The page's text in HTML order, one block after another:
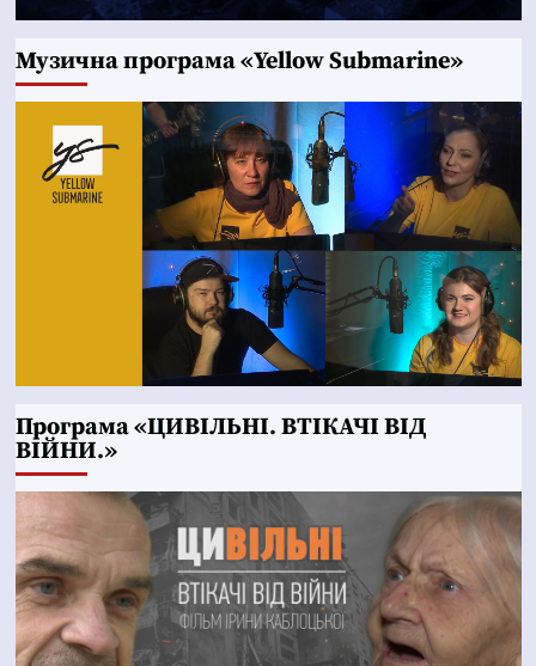
Музична програма «Yellow Submarine»
Програма «ЦИВІЛЬНІ. ВТІКАЧІ ВІД
ВІЙНИ.»